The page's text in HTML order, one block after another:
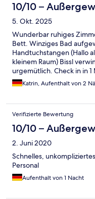
10/10 –
5. Okt. 2025
Wunderbar ruhiges
Bett. Winziges Bad
Handtuchstangen (Hallo
kleinem Raum) Bissl
urgemütlich. Check in in
Hotels, das geht). Würde
Katrin, Aufenthalt von 2
Verifizierte Bewertung
10/10 –
2. Juni 2020
Schnelles,
Personal
Aufenthalt von 1 Nacht